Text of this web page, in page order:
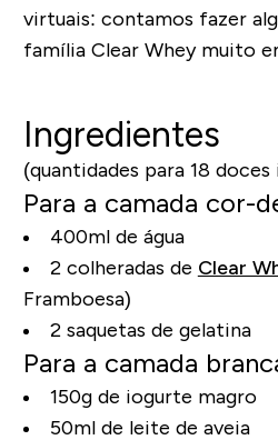
virtuais: contamos fazer
família Clear Whey muito
Ingredientes
(quantidades para 18 doces
Para a camada cor-
400ml de água
2 colheradas de Clear
Framboesa)
2 saquetas de gelatina
Para a camada
150g de iogurte magro
50ml de leite de aveia